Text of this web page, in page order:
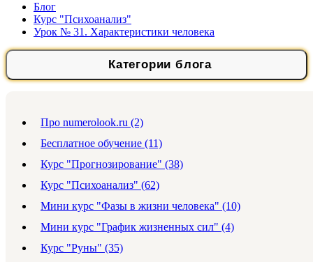
Блог
Курс "Психоанализ"
Урок № 31. Характеристики человека
Категории блога
Про numerolook.ru (2)
Бесплатное обучение (11)
Курс "Прогнозирование" (38)
Курс "Психоанализ" (62)
Мини курс "Фазы в жизни человека" (10)
Мини курс "График жизненных сил" (4)
Курс "Руны" (35)